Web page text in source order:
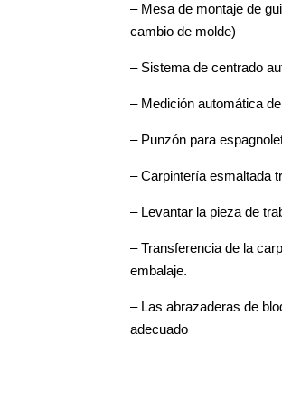
– Mesa de montaje de
cambio de molde)
– Sistema de centrado
– Medición automática
– Punzón para
– Carpintería esmaltada
– Levantar la pieza de
– Transferencia de la
embalaje.
– Las abrazaderas de
adecuado